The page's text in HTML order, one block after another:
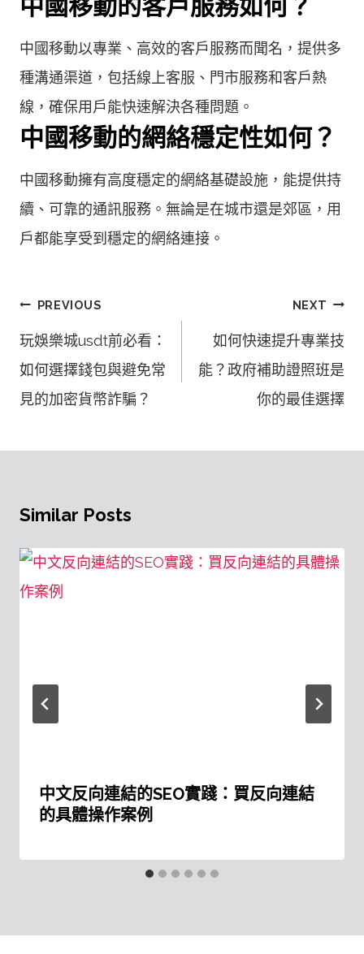
中國移動的客戶服務如何？
中國移動以專業、高效的客戶服務而聞名，提供多
種溝通渠道，包括線上客服、門市服務和客戶熱
線，確保用戶能快速解決各種問題。
中國移動的網絡穩定性如何？
中國移動擁有高度穩定的網絡基礎設施，能提供持
續、可靠的通訊服務。無論是在城市還是郊區，用
戶都能享受到穩定的網絡連接。
文
章
覽
PREVIOUS
玩娛樂城usdt前必看：
如何選擇錢包與避免常
見的加密貨幣詐騙？
NEXT
如何快速提升專業技
能？政府補助證照班是
你的最佳選擇
Similar Posts
中文反向連結的SEO實踐：買反向連結
的具體操作案例